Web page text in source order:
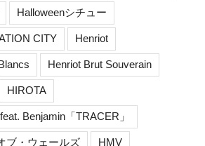
Halloweenシチュー
CITY Henriot
Henriot Brut Souverain
HIROTA
Benjamin「TRACER」
ブ・ウェールズ HMV